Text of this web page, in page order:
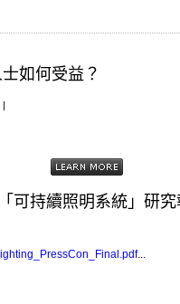
如何受益？
|
可持續照明系統」研究
...